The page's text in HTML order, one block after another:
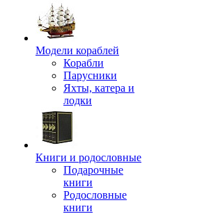
Модели кораблей
Корабли
Парусники
Яхты, катера и
лодки
Книги и родословные
Подарочные
книги
Родословные
книги